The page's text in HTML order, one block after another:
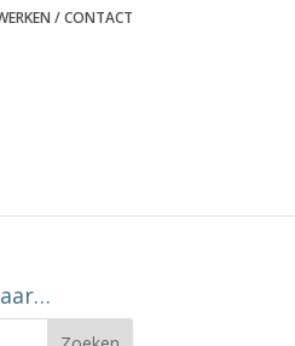
/ CONTACT